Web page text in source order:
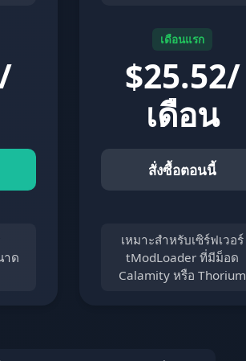
าด
เดือนแรก
$25.52/
เดือน
สั่งซื้อตอนนี้
เหมาะสำหรับเซิร์ฟเวอร์
tModLoader ที่มีม็อด
Calamity หรือ Thorium